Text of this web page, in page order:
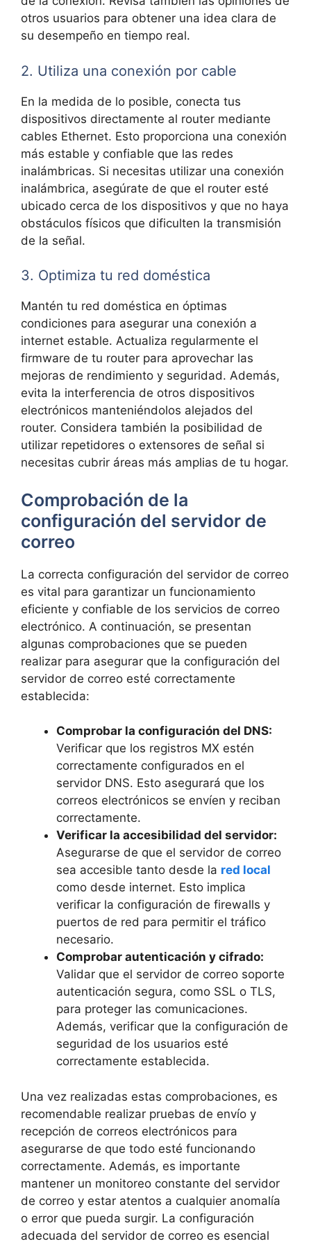
otros usuarios para obtener una⁢ idea clara de
su ​desempeño en tiempo real.
2. Utiliza una conexión por cable
En la medida de lo posible, conecta tus
‌dispositivos directamente al router mediante
cables‍ Ethernet. Esto⁢ proporciona una conexión
más⁤ estable y confiable que las redes
inalámbricas. Si necesitas utilizar una conexión
inalámbrica, asegúrate de que el router esté
ubicado cerca de los dispositivos y⁤ que no haya
obstáculos físicos que dificulten la transmisión
de la señal.
3. Optimiza‍ tu red doméstica
Mantén tu red doméstica ⁤en óptimas
condiciones ⁤para asegurar una conexión a⁢
internet estable. Actualiza regularmente el
firmware de‍ tu router ⁣para aprovechar‍ las
mejoras de ‌rendimiento y seguridad. Además,⁢
evita la interferencia de otros dispositivos⁣
electrónicos⁢ manteniéndolos alejados del
router. Considera‍ también la⁢ posibilidad de
utilizar repetidores o‌ extensores de señal si
necesitas cubrir‌ áreas más amplias de‍ tu hogar.
Comprobación de la
configuración del servidor de
correo
La correcta configuración‌ del servidor de correo
es vital para garantizar un funcionamiento
eficiente y confiable de los servicios de‌ correo
‌electrónico. A continuación, se presentan
algunas comprobaciones que ‌se pueden
realizar para asegurar que la configuración del
servidor de correo esté correctamente
establecida:
Comprobar la configuración del DNS:
Verificar​ que los registros‌ MX estén
correctamente configurados en ‍el
servidor‍ DNS. Esto asegurará‌ que los
correos electrónicos se​ envíen y ‌reciban
correctamente.
Verificar la accesibilidad del servidor:
Asegurarse de que ‌el servidor de correo
sea accesible tanto desde la red local
como desde internet. Esto implica
verificar la configuración de firewalls‌ y
puertos de red para permitir el tráfico
necesario.
Comprobar autenticación y cifrado:
Validar que el servidor de correo soporte
autenticación segura, como SSL o TLS,
para proteger las comunicaciones.
Además, verificar que la configuración de
seguridad de los ‌usuarios esté
correctamente establecida.
Una vez ⁤realizadas estas comprobaciones, es
recomendable ‍realizar pruebas de envío y
recepción de correos electrónicos ‌para
asegurarse de ⁢que todo esté‍ funcionando⁢
correctamente.‌ Además,‌ es importante⁢
mantener‌ un‍ monitoreo constante del servidor
de correo y ‍estar atentos a cualquier anomalía
o error que pueda surgir. La configuración
adecuada del⁣ servidor de correo es​ esencial